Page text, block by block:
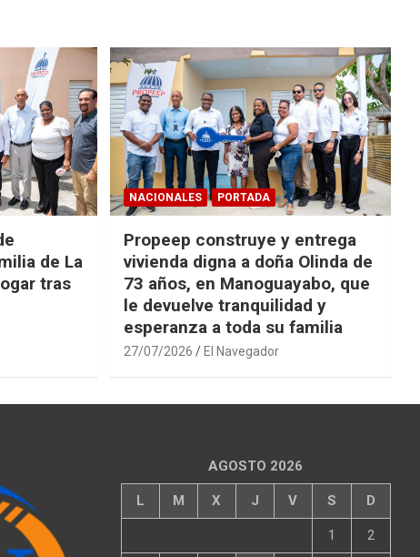
de La
tras
NACIONALES PORTADA
Propeep construye y entrega
vivienda digna a doña Olinda de
73 años, en Manoguayabo, que
le devuelve tranquilidad y
esperanza a toda su familia
27/07/2026 El Navegador
AGOSTO 2026
L M X J V S D
1 2